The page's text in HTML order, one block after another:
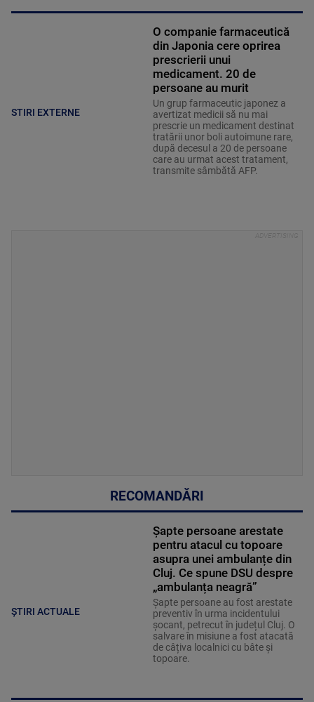
STIRI EXTERNE
O companie farmaceutică
din Japonia cere oprirea
prescrierii unui
medicament. 20 de
persoane au murit
Un grup farmaceutic japonez a
avertizat medicii să nu mai
prescrie un medicament destinat
tratării unor boli autoimune rare,
după decesul a 20 de persoane
care au urmat acest tratament,
transmite sâmbătă AFP.
RECOMANDĂRI
ȘTIRI ACTUALE
Șapte persoane arestate
pentru atacul cu topoare
asupra unei ambulanțe din
Cluj. Ce spune DSU despre
„ambulanța neagră”
Șapte persoane au fost arestate
preventiv în urma incidentului
șocant, petrecut în județul Cluj. O
salvare în misiune a fost atacată
de câțiva localnici cu bâte și
topoare.